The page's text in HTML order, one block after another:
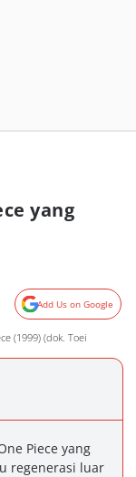
yang
Add Us on Google
(1999) (dok. Toei
Piece yang
regenerasi luar